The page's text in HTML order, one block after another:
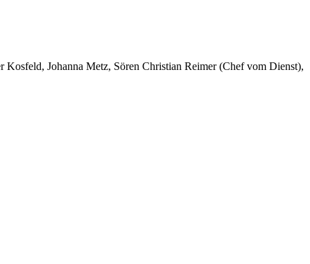
Kosfeld, Johanna Metz, Sören Christian Reimer (Chef vom Dienst),